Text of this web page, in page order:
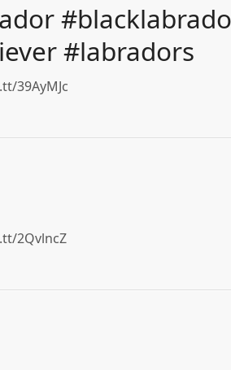
#labradors
39AyMJc
2QvlncZ